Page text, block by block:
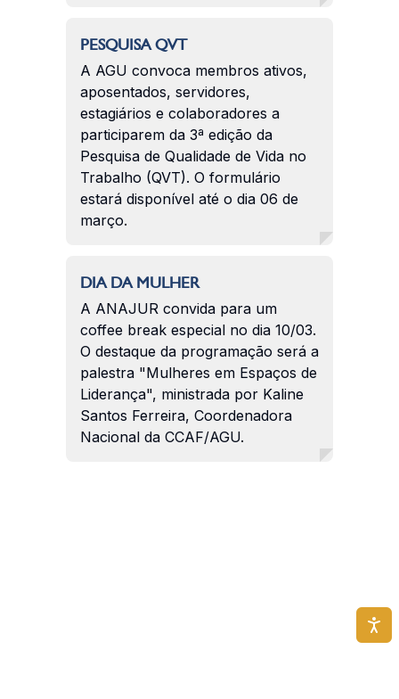
PESQUISA QVT
A AGU convoca membros ativos,
aposentados, servidores,
estagiários e colaboradores a
participarem da 3ª edição da
Pesquisa de Qualidade de Vida no
Trabalho (QVT). O formulário
estará disponível até o dia 06 de
março.
DIA DA MULHER
A ANAJUR convida para um
coffee break especial no dia 10/03.
O destaque da programação será a
palestra "Mulheres em Espaços de
Liderança", ministrada por Kaline
Santos Ferreira, Coordenadora
Nacional da CCAF/AGU.